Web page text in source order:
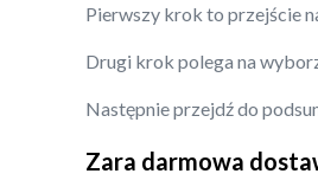
Pierwszy krok to przejście
Drugi krok polega na
Następnie przejdź do
Zara darmowa